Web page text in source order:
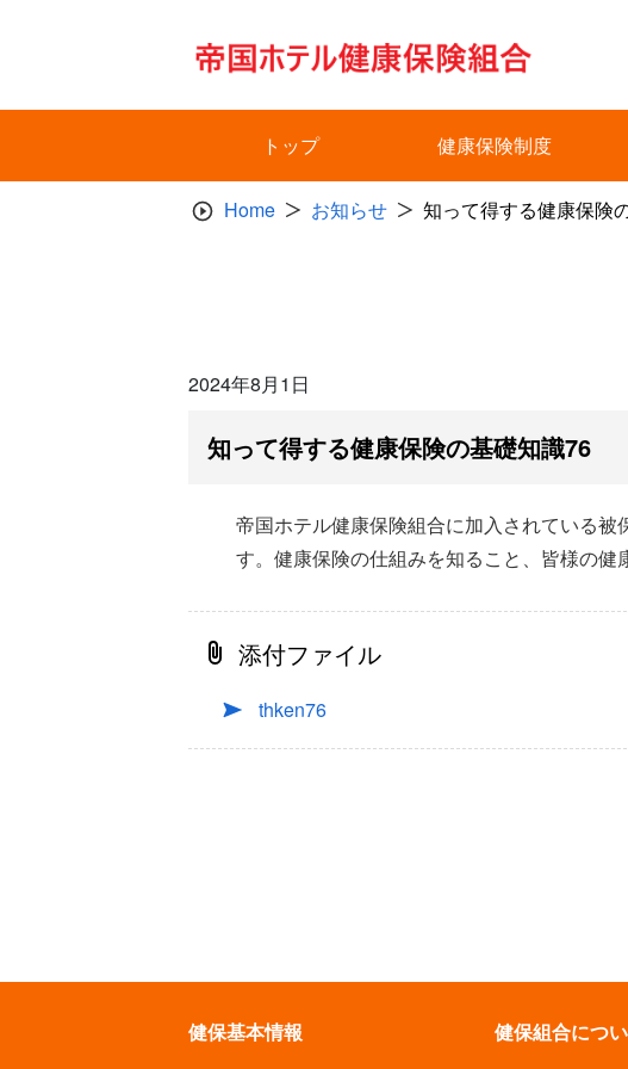
トップ 健康保険制度
Home お知らせ 知って得する健康保険
2024年8月1日
知って得する健康保険の基礎知識76
帝国ホテル健康保険組合に加入されている
す。健康保険の仕組みを知ること、皆様の健
添付ファイル
thken76
健保基本情報 健保組合につ